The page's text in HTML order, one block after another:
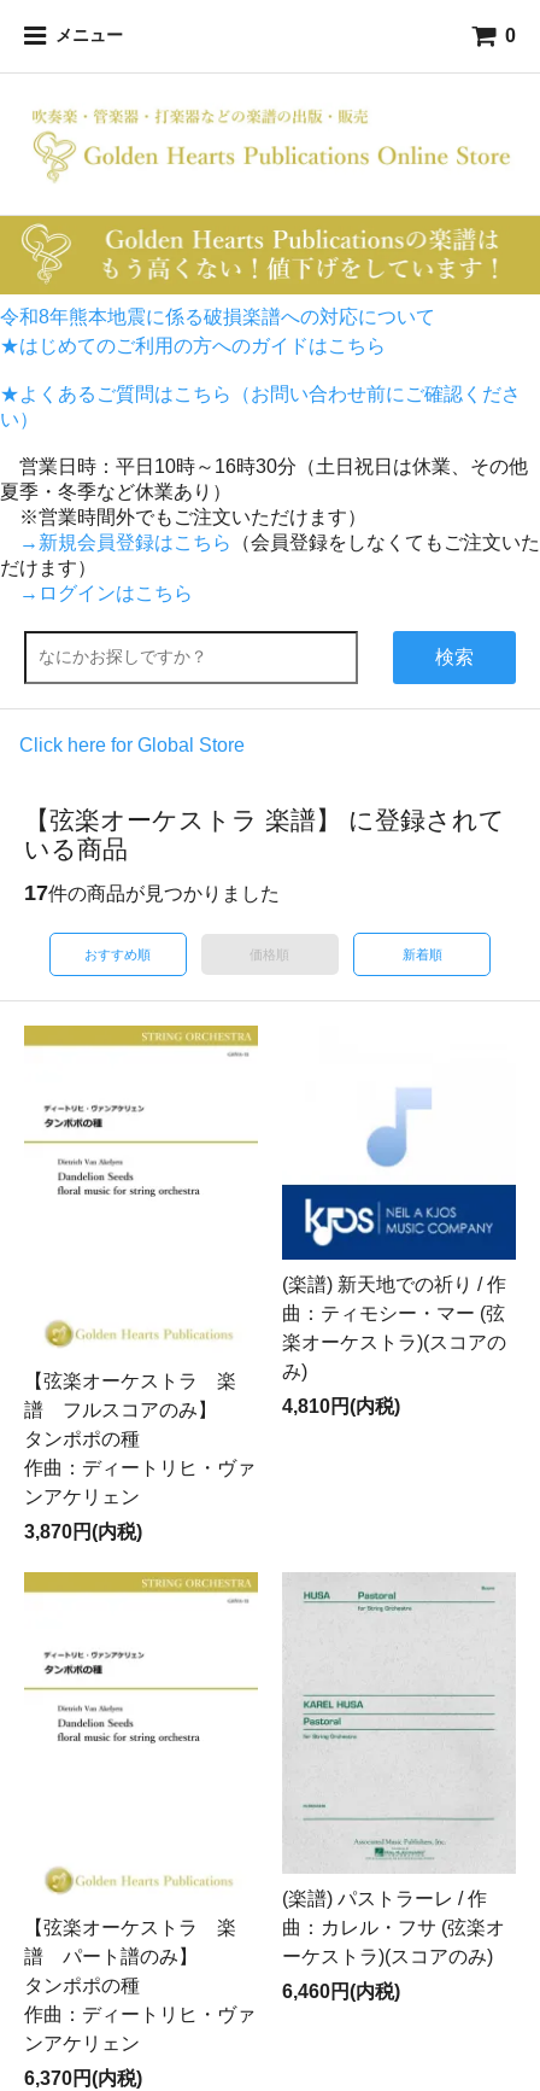
メニュー 0
令和8年熊本地震に係る破損楽譜への対応について
★はじめてのご利用の方へのガイドはこちら
★よくあるご質問はこちら（お問い合わせ前にご確認くださ
い）
営業日時：平日10時～16時30分（土日祝日は休業、その他
夏季・冬季など休業あり）
※営業時間外でもご注文いただけます）
→新規会員登録はこちら
（会員登録をしなくてもご注文いた
だけます）
→ログインはこちら
検索
Click here for Global Store
【弦楽オーケストラ 楽譜】 に登録されて
いる商品
17件の商品が見つかりました
おすすめ順 価格順 新着順
【弦楽オーケストラ 楽
譜 フルスコアのみ】
タンポポの種
作曲：ディートリヒ・ヴァ
ンアケリェン
3,870円(内税)
(楽譜) 新天地での祈り / 作
曲：ティモシー・マー (弦
楽オーケストラ)(スコアの
み)
4,810円(内税)
【弦楽オーケストラ 楽
譜 パート譜のみ】
タンポポの種
作曲：ディートリヒ・ヴァ
ンアケリェン
6,370円(内税)
(楽譜) パストラーレ / 作
曲：カレル・フサ (弦楽オ
ーケストラ)(スコアのみ)
6,460円(内税)